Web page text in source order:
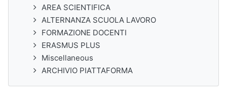
AREA SCIENTIFICA
ALTERNANZA SCUOLA LAVORO
FORMAZIONE DOCENTI
ERASMUS PLUS
Miscellaneous
ARCHIVIO PIATTAFORMA